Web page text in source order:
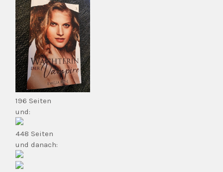
196 Seiten
und:
448 Seiten
und danach: